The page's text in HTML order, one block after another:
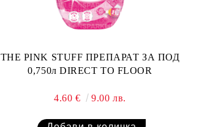
THE PINK STUFF ПРЕПАРАТ ЗА ПОД
0,750л DIRECT TO FLOOR
4.60 € 9.00 лв.